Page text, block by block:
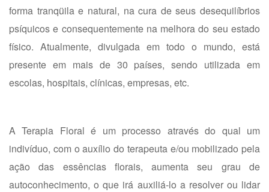
forma tranqüila e natural, na cura de seus desequilíbrios
psíquicos e consequentemente na melhora do seu estado
físico. Atualmente, divulgada em todo o mundo, está
presente em mais de 30 países, sendo utilizada em
escolas, hospitais, clínicas, empresas, etc.
A Terapia Floral é um processo através do qual um
indivíduo, com o auxílio do terapeuta e/ou mobilizado pela
ação das essências florais, aumenta seu grau de
autoconhecimento, o que irá auxiliá-lo a resolver ou lidar